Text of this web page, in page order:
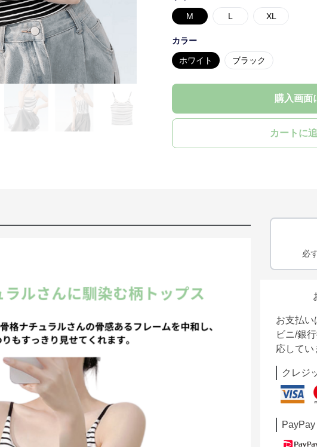
M L XL
カラー
ホワイト ブラック
購入画面
カートに
必
お支払い
ビニ/銀
応してい
クレジ
PayPay